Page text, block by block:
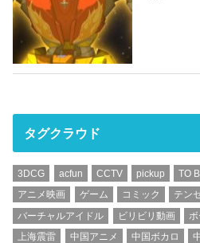
タグクラウド
3DCG acfun CCTV pickup TO
アニメ映画
ゲーム コミック テン
バーチャルアイドル
ビリビリ動画
上海震雷
中国アニメ 中国ボカロ